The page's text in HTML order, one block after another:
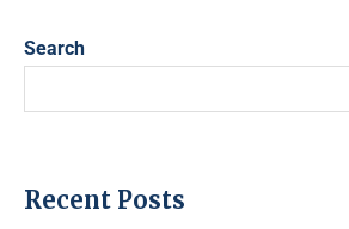
Search
Recent Posts